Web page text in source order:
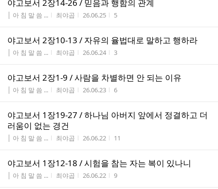
야고보서 2장14-26 / 믿음과 행함의 관계
게시판명
│ 아 침 말 씀 ... 작성자
최야곱 작성시간
26.06.25 조회수
5
야고보서 2장10-13 / 자유의 율법대로 말하고 행하라
게시판명
│ 아 침 말 씀 ... 작성자
최야곱 작성시간
26.06.24 조회수
3
야고보서 2장1-9 / 사람을 차별하면 안 되는 이유
게시판명
│ 아 침 말 씀 ... 작성자
최야곱 작성시간
26.06.23 조회수
6
야고보서 1장19-27 / 하나님 아버지 앞에서 정결하고 더
러움이 없는 경건
게시판명
│ 아 침 말 씀 ... 작성자
최야곱 작성시간
26.06.22 조회수
11
야고보서 1장12-18 / 시험을 참는 자는 복이 있나니
게시판명
│ 아 침 말 씀 ... 작성자
최야곱 작성시간
26.06.22 조회수
9